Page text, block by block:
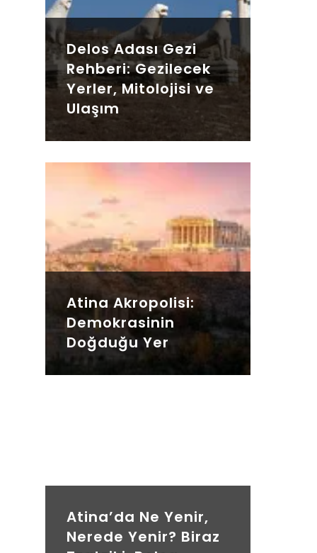
Delos Adası Gezi
Rehberi: Gezilecek
Yerler, Mitolojisi ve
Ulaşım
Atina Akropolisi:
Demokrasinin
Doğduğu Yer
Atina’da Ne Yenir,
Nerede Yenir? Biraz